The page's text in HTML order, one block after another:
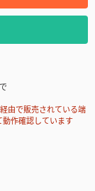
由で販売されている端
動作確認しています